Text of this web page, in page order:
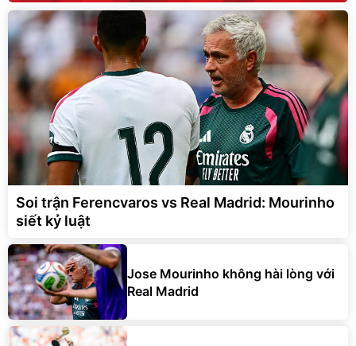
Soi trận Ferencvaros vs Real Madrid: Mourinho
siết kỷ luật
Jose Mourinho không hài lòng với
Real Madrid